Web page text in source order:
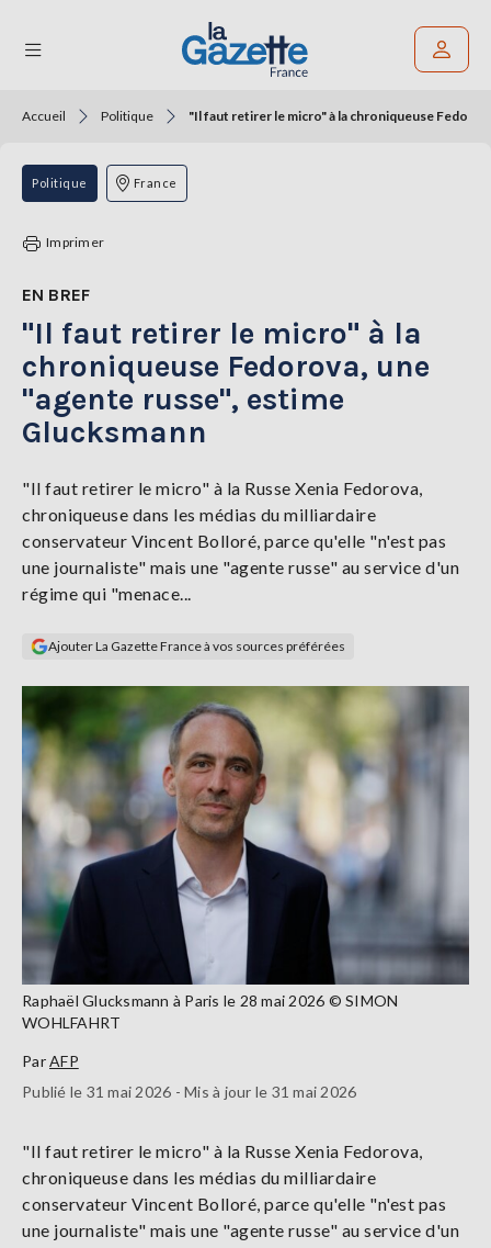
THÉMATIQUES
RÉGIONS
TENDANCES
SERVICES
LA
GAZETTE
connecter
S'abonner
Accueil Politique "Il faut retirer le micro" à la chroniqueuse
Politique France
Imprimer
EN BREF
"Il faut retirer le micro" à la
chroniqueuse Fedorova, une
"agente russe", estime
Glucksmann
"Il faut retirer le micro" à la Russe Xenia Fedorova,
chroniqueuse dans les médias du milliardaire
conservateur Vincent Bolloré, parce qu'elle "n'est pas
une journaliste" mais une "agente russe" au service d'un
régime qui "menace...
Ajouter La Gazette France à vos sources préférées
Raphaël Glucksmann à Paris le 28 mai 2026 © SIMON
WOHLFAHRT
ParAFP
Publié le 31 mai 2026 - Mis à jour le 31 mai 2026
"Il faut retirer le micro" à la Russe Xenia Fedorova,
chroniqueuse dans les médias du milliardaire
conservateur Vincent Bolloré, parce qu'elle "n'est pas
une journaliste" mais une "agente russe" au service d'un